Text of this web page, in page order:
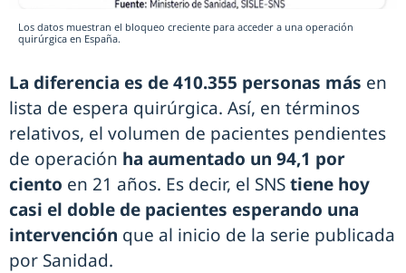
Los datos muestran el bloqueo creciente para acceder a una operación
quirúrgica en España.
La diferencia es de 410.355 personas más en
lista de espera quirúrgica. Así, en términos
relativos, el volumen de pacientes pendientes
de operación ha aumentado un 94,1 por
ciento en 21 años. Es decir, el SNStiene hoy
casi el doble de pacientes esperando una
intervención que al inicio de la serie publicada
por Sanidad.